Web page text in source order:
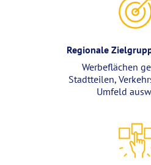
Regionale
Werbeflächen
Stadtteilen,
Umfeld